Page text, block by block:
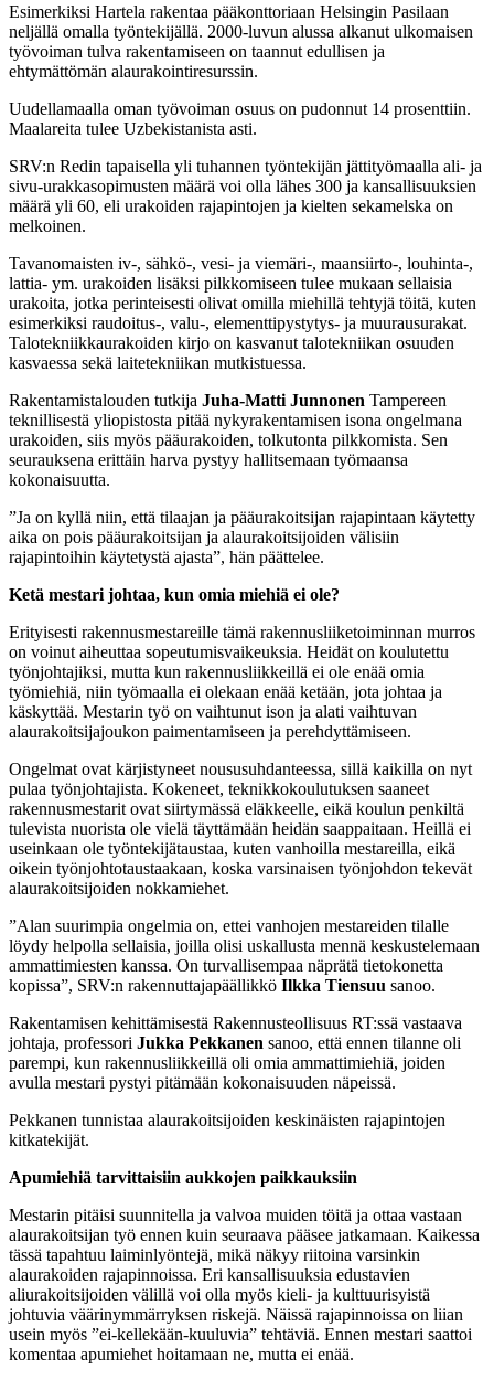
Esimerkiksi Hartela rakentaa pääkonttoriaan Helsingin Pasilaan
neljällä omalla työntekijällä. 2000-luvun alussa alkanut ulkomaisen
työvoiman tulva rakentamiseen on taannut edullisen ja
ehtymättömän alaurakointiresurssin.
Uudellamaalla oman työvoiman osuus on pudonnut 14 prosenttiin.
Maalareita tulee Uzbekistanista asti.
SRV:n Redin tapaisella yli tuhannen työntekijän jättityömaalla ali- ja
sivu-urakkasopimusten määrä voi olla lähes 300 ja kansallisuuksien
määrä yli 60, eli urakoiden rajapintojen ja kielten sekamelska on
melkoinen.
Tavanomaisten iv-, sähkö-, vesi- ja viemäri-, maansiirto-, louhinta-,
lattia- ym. urakoiden lisäksi pilkkomiseen tulee mukaan sellaisia
urakoita, jotka perinteisesti olivat omilla miehillä tehtyjä töitä, kuten
esimerkiksi raudoitus-, valu-, elementtipystytys- ja muurausurakat.
Talotekniikkaurakoiden kirjo on kasvanut talotekniikan osuuden
kasvaessa sekä laitetekniikan mutkistuessa.
Rakentamistalouden tutkija Juha-Matti Junnonen Tampereen
teknillisestä yliopistosta pitää nykyrakentamisen isona ongelmana
urakoiden, siis myös pääurakoiden, tolkutonta pilkkomista. Sen
seurauksena erittäin harva pystyy hallitsemaan työmaansa
kokonaisuutta.
”Ja on kyllä niin, että tilaajan ja pääurakoitsijan rajapintaan käytetty
aika on pois pääurakoitsijan ja alaurakoitsijoiden välisiin
rajapintoihin käytetystä ajasta”, hän päättelee.
Ketä mestari johtaa, kun omia miehiä ei ole?
Erityisesti rakennusmestareille tämä rakennusliiketoiminnan murros
on voinut aiheuttaa sopeutumisvaikeuksia. Heidät on koulutettu
työnjohtajiksi, mutta kun rakennusliikkeillä ei ole enää omia
työmiehiä, niin työmaalla ei olekaan enää ketään, jota johtaa ja
käskyttää. Mestarin työ on vaihtunut ison ja alati vaihtuvan
alaurakoitsijajoukon paimentamiseen ja perehdyttämiseen.
Ongelmat ovat kärjistyneet noususuhdanteessa, sillä kaikilla on nyt
pulaa työnjohtajista. Kokeneet, teknikkokoulutuksen saaneet
rakennusmestarit ovat siirtymässä eläkkeelle, eikä koulun penkiltä
tulevista nuorista ole vielä täyttämään heidän saappaitaan. Heillä ei
useinkaan ole työntekijätaustaa, kuten vanhoilla mestareilla, eikä
oikein työnjohtotaustaakaan, koska varsinaisen työnjohdon tekevät
alaurakoitsijoiden nokkamiehet.
”Alan suurimpia ongelmia on, ettei vanhojen mestareiden tilalle
löydy helpolla sellaisia, joilla olisi uskallusta mennä keskustelemaan
ammattimiesten kanssa. On turvallisempaa näprätä tietokonetta
kopissa”, SRV:n rakennuttajapäällikkö Ilkka Tiensuu sanoo.
Rakentamisen kehittämisestä Rakennusteollisuus RT:ssä vastaava
johtaja, professori Jukka Pekkanen sanoo, että ennen tilanne oli
parempi, kun rakennusliikkeillä oli omia ammattimiehiä, joiden
avulla mestari pystyi pitämään kokonaisuuden näpeissä.
Pekkanen tunnistaa alaurakoitsijoiden keskinäisten rajapintojen
kitkatekijät.
Apumiehiä tarvittaisiin aukkojen paikkauksiin
Mestarin pitäisi suunnitella ja valvoa muiden töitä ja ottaa vastaan
alaurakoitsijan työ ennen kuin seuraava pääsee jatkamaan. Kaikessa
tässä tapahtuu laiminlyöntejä, mikä näkyy riitoina varsinkin
alaurakoiden rajapinnoissa. Eri kansallisuuksia edustavien
aliurakoitsijoiden välillä voi olla myös kieli- ja kulttuurisyistä
johtuvia väärinymmärryksen riskejä. Näissä rajapinnoissa on liian
usein myös ”ei-kellekään-kuuluvia” tehtäviä. Ennen mestari saattoi
komentaa apumiehet hoitamaan ne, mutta ei enää.